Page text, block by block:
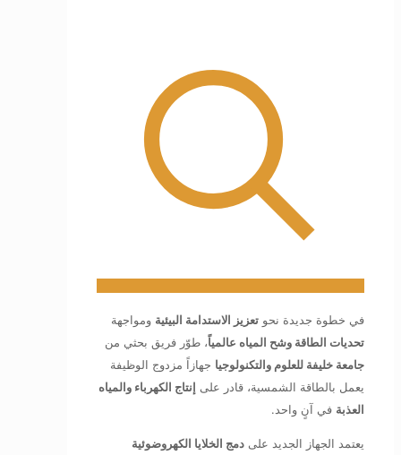
في خطوة جديدة نحو تعزيز الاستدامة البيئية ومواجهة
تحديات الطاقة وشح المياه عالمياً، طوّر فريق بحثي من
جامعة خليفة للعلوم والتكنولوجيا جهازاً مزدوج الوظيفة
يعمل بالطاقة الشمسية، قادر على إنتاج الكهرباء والمياه
العذبة في آنٍ واحد.
يعتمد الجهاز الجديد على دمج الخلايا الكهروضوئية